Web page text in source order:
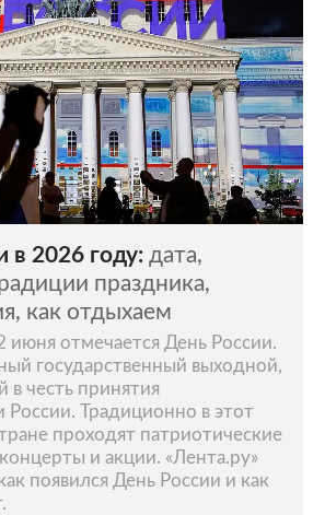
в 2026 году: дата,
праздника,
как отдыхаем
июня отмечается День России.
государственный выходной,
в честь принятия
России. Традиционно в этот
проходят патриотические
и акции. «Лента.ру»
появился День России и как